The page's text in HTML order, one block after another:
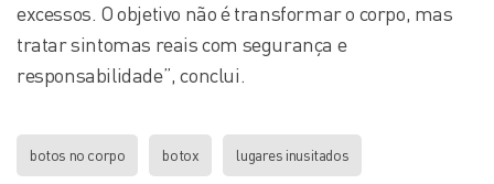
excessos. O objetivo não é transformar o corpo, mas
tratar sintomas reais com segurança e
responsabilidade”, conclui.
botos no corpo botox lugares inusitados